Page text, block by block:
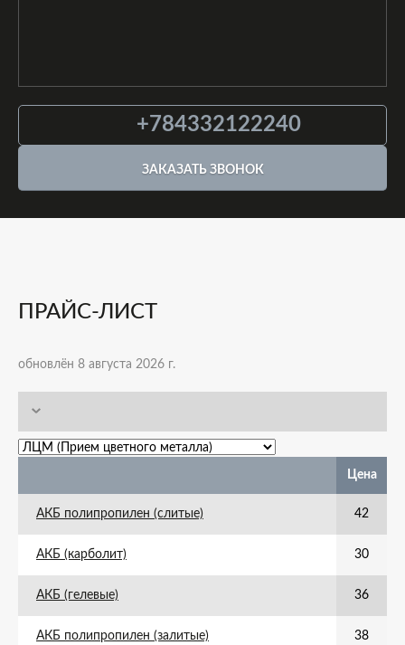
+784332122240
ЗАКАЗАТЬ ЗВОНОК
ПРАЙС-ЛИСТ
обновлён 8 августа 2026 г.
Цена
АКБ полипропилен (слитые) 42
АКБ (карболит) 30
АКБ (гелевые) 36
АКБ полипропилен (залитые) 38